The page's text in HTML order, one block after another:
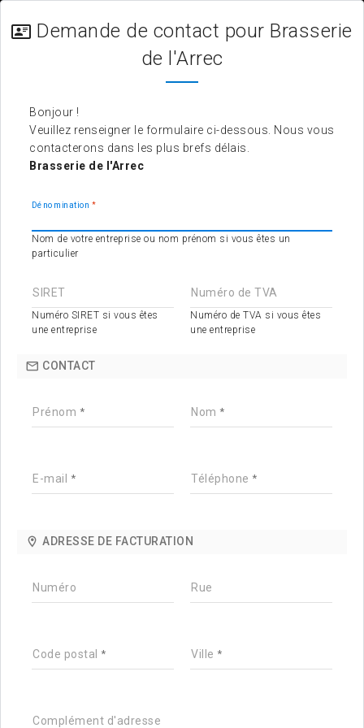
Demande de contact pour Brasserie
de l'Arrec
Bonjour !
Veuillez renseigner le formulaire ci-dessous. Nous vous
contacterons dans les plus brefs délais.
Brasserie de l'Arrec
Dénomination
Nom de votre entreprise ou nom prénom si vous êtes un
particulier
SIRET
Numéro SIRET si vous êtes
une entreprise
Numéro de TVA
Numéro de TVA si vous êtes
une entreprise
CONTACT
Prénom Nom
E-mail Téléphone
ADRESSE DE FACTURATION
Numéro Rue
Code postal Ville
Complément d'adresse